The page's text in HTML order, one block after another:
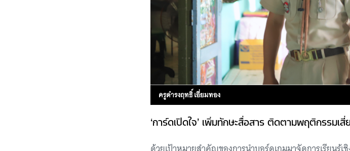
ครูดำรงฤทธิ์ เอี่ยมทอง
‘การ์ดเปิดใจ’ เพิ่มทักษะสื่อสาร ติดตามพฤติกรรมเสี่